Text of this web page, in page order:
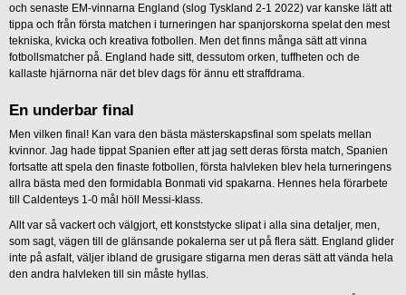
och senaste EM-vinnarna England (slog Tyskland 2-1 2022) var kanske lätt att
tippa och från första matchen i turneringen har spanjorskorna spelat den mest
tekniska, kvicka och kreativa fotbollen. Men det finns många sätt att vinna
fotbollsmatcher på. England hade sitt, dessutom orken, tuffheten och de
kallaste hjärnorna när det blev dags för ännu ett straffdrama.
En underbar final
Men vilken final! Kan vara den bästa mästerskapsfinal som spelats mellan
kvinnor. Jag hade tippat Spanien efter att jag sett deras första match, Spanien
fortsatte att spela den finaste fotbollen, första halvleken blev hela turneringens
allra bästa med den formidabla Bonmati vid spakarna. Hennes hela förarbete
till Caldenteys 1-0 mål höll Messi-klass.
Allt var så vackert och välgjort, ett konststycke slipat i alla sina detaljer, men,
som sagt, vägen till de glänsande pokalerna ser ut på flera sätt. England glider
inte på asfalt, väljer ibland de grusigare stigarna men deras sätt att vända hela
den andra halvleken till sin måste hyllas.